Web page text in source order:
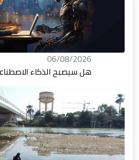
06/08/2026
هل سيصبح الذكاء